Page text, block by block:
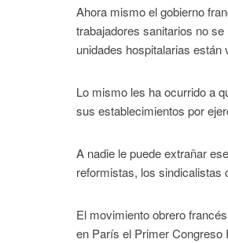
Ahora mismo el gobierno
trabajadores sanitarios no
unidades hospitalarias
Lo mismo les ha ocurrido a
sus establecimientos por
A nadie le puede extrañar
reformistas, los sindicalistas
El movimiento obrero
en París el Primer Congreso